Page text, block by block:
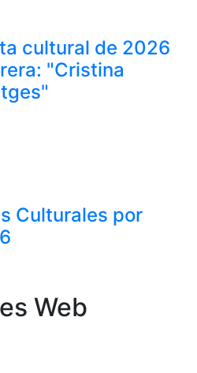
cultural de 2026
"Cristina
Culturales por
Web